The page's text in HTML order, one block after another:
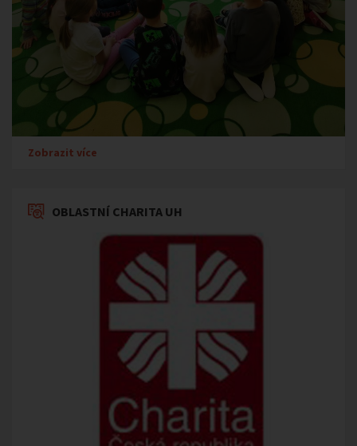
Zobrazit více
OBLASTNÍ CHARITA UH